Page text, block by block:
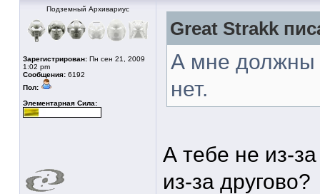
Подземный Архивариус
Зарегистрирован: Пн сен 21, 2009
1:02 pm
Сообщения: 6192
Пол:
Элементарная Сила:
Great Strakk
А мне должны
нет.
А тебе не из-
из-за другово?